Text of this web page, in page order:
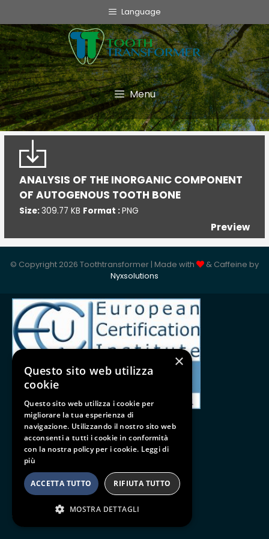
Language
Menu
ANALYSIS OF THE INORGANIC COMPONENT
OF AUTOGENOUS TOOTH BONE
Size:309.77 KB Format :PNG
Preview
Tooth Transformer system ®
The Device
Grinder
Monouso
TT Fairy
Informative
Cookie Policy
Privacy Policy
Follow us
BE SOCIAL
© Copyright 2026 Toothtransformer | Made with
& Caffeine by
Nyxsolutions
×
Questo sito web utilizza
cookie
Questo sito web utilizza i cookie per
migliorare la tua esperienza di
navigazione. Utilizzando il nostro sito web
acconsenti a tutti i cookie in conformità
con la nostra policy per i cookie. Leggi di
più
ACCETTA TUTTO RIFIUTA TUTTO
MOSTRA DETTAGLI